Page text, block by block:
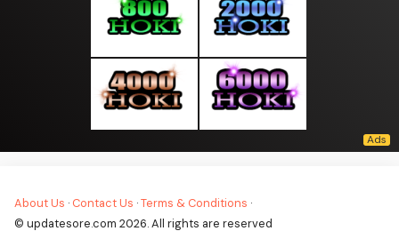
About Us · Contact Us ·Terms & Conditions ·
© updatesore.com 2026. All rights are reserved